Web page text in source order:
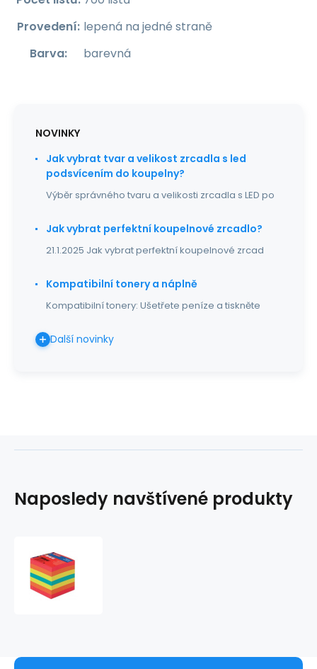
Provedení: lepená na jedné straně
Barva: barevná
NOVINKY
Jak vybrat tvar a velikost zrcadla s led
podsvícením do koupelny?
Výběr správného tvaru a velikosti zrcadla s LED po
Jak vybrat perfektní koupelnové zrcadlo?
21.1.2025 Jak vybrat perfektní koupelnové zrcad
Kompatibilní tonery a náplně
Kompatibilní tonery: Ušetřete peníze a tiskněte
Další novinky
Naposledy navštívené produkty
bloček